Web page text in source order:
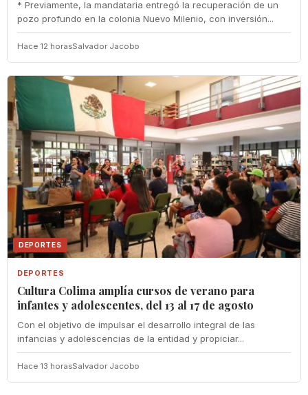
* Previamente, la mandataria entregó la recuperación de un
pozo profundo en la colonia Nuevo Milenio, con inversión...
Hace 12 horasSalvador Jacobo
DEPORTES
DEPORTES
Cultura Colima amplía cursos de verano para
infantes y adolescentes, del 13 al 17 de agosto
Con el objetivo de impulsar el desarrollo integral de las
infancias y adolescencias de la entidad y propiciar...
Hace 13 horasSalvador Jacobo